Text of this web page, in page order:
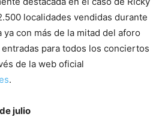
localidades vendidas durante
con más de la mitad del aforo
para todos los conciertos
de la web oficial
.
julio